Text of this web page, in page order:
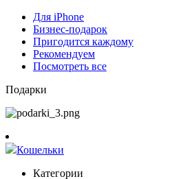
Для iPhone
Бизнес-подарок
Пригодится каждому
Рекомендуем
Посмотреть все
Подарки
Кошельки
Категории